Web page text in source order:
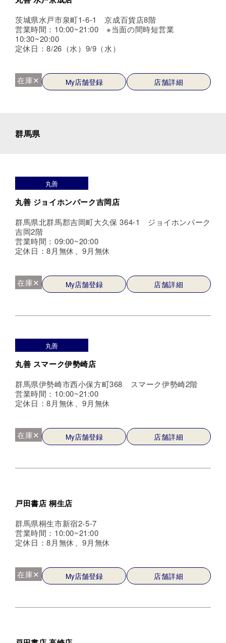
茨城県水戸市泉町1-6-1 京成百貨店8階
営業時間：10:00~21:00 ※当面の間時短営業
10:30~20:00
定休日：8/26（水）9/9（水）
在庫✕ My店舗登録 店舗詳細
群馬県
丸善
丸善 ジョイホンパーク吉岡店
群馬県北群馬郡吉岡町大久保 364-1 ジョイホンパーク
吉岡2階
営業時間：09:00~20:00
定休日：8月無休、9月無休
在庫✕ My店舗登録 店舗詳細
丸善
丸善 スマーク伊勢崎店
群馬県伊勢崎市西小保方町368 スマーク伊勢崎2階
営業時間：10:00~21:00
定休日：8月無休、9月無休
在庫✕ My店舗登録 店舗詳細
戸田書店 桐生店
群馬県桐生市新宿2-5-7
営業時間：10:00~21:00
定休日：8月無休、9月無休
在庫✕ My店舗登録 店舗詳細